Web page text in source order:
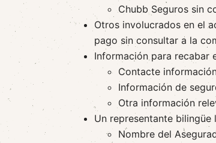
Chubb Seguros sin
Otros involucrados en el
pago sin consultar a la
Información para recabar
Contacte
Información de
Otra información
Un representante
Nombre del